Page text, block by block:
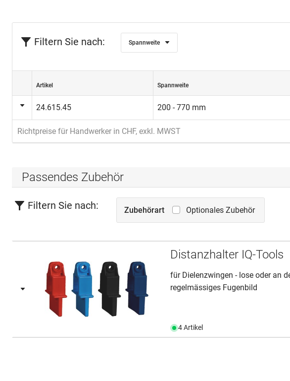
Filtern Sie nach: Spannweite
Artikel Spannweite
24.615.45 200 - 770 mm
Richtpreise für Handwerker in CHF, exkl. MWST
Passendes Zubehör
Filtern Sie nach: Zubehörart Optionales Zubehör
Distanzhalter IQ-Tools
für Dielenzwingen - lose oder an
regelmässiges Fugenbild
4 Artikel